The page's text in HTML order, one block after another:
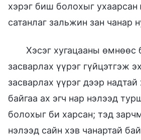
хэрэг биш болохыг
сатанлаг зальжин зан чанар
Хэсэг хугацааны өмнөөс
засварлах үүрэг гүйцэтгэж
засварлах үүрэг дээр
байгаа ах эгч нар нэлээд
болохыг би харсан; тэд
нэлээд сайн хэв чанартай